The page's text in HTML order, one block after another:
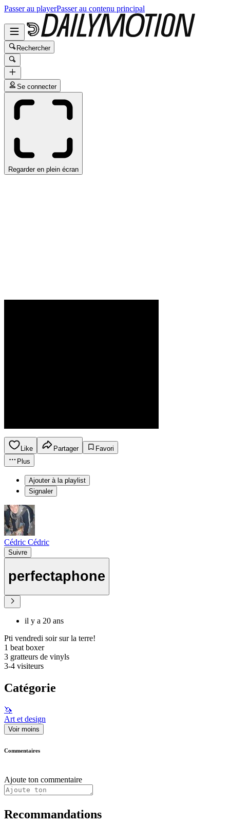
Passer au playerPasser au contenu principal
Rechercher
Se connecter
Regarder en plein écran
Like Partager
Favori
Plus
Ajouter à la playlist
Signaler
Cédric Cédric
Suivre
perfectaphone
il y a 20 ans
Pti vendredi soir sur la terre!
1 beat boxer
3 gratteurs de vinyls
3-4 visiteurs
Catégorie
🦄
Art et design
Voir moins
Commentaires
Ajoute ton commentaire
Recommandations